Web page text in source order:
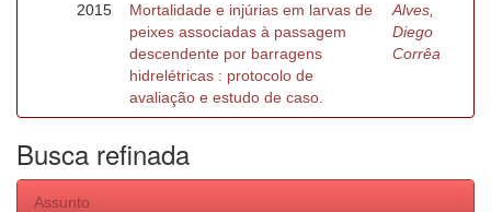
2015
Mortalidade e injúrias em larvas de
peixes associadas à passagem
descendente por barragens
hidrelétricas : protocolo de
avaliação e estudo de caso.
Alves,
Diego
Corrêa
Busca refinada
Assunto